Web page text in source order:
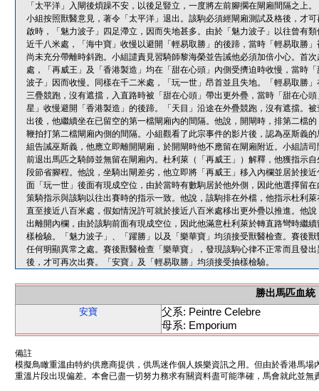
「太平洋」入閘後煩躁不安，以後足豎立，一度將左前腳擱在閘廂間隔之上
小組按照獸醫意見，著令「太平洋」退出。該駒必須經閘廂測試及格後，才
啟時，「魅力波子」四足滯立，因而失地甚多。由於「魅力波子」以往曾有
近千八米處，「海中寶」收慢以避開「輕易取勝」的後蹄，當時「輕易取勝
尚未充分帶離時斜跑。小組譴責見習騎師黎海榮並告誡他必須加倍小心。首
處，「再威王」及「香港製造」均在「甜在心頭」內側受擠迫時收慢，當時
波子」因而收慢。同樣在千二米處，「玩一世」昂首並且失地。「輕易取勝
三疊競跑，沒有遮擋，入直路時被「甜在心頭」帶出更外疊，當時「甜在心
星」收慢避開「香港製造」的後蹄。「天目」沿途在外疊競跑，沒有遮擋。
出後，他繼續坐在已留空的第一檔閘廂內的間隔。他說，開閘時，排第二檔
鞭拍打第二檔閘廂內側的間隔。小組觀看了此宗事件的影片後，認為巫斯義
組告誡巫斯義，他應立即離開閘廂，於開閘時他不應留在閘廂附近。小組請
前退出馬匹之騎師並無留在閘廂內。杜利萊（「再威王」）解釋，他獲指示
段節省腳程。他說，坐騎出閘差劣，他立即將「再威王」移入內欄並居於接
面「玩一世」後面有現成空位，由於當時有數駒居於他外側，因此他選擇留
策騎指示與該駒以往出賽時的指示一致。他說，該駒排在外檔，他指示杜利
直至接近八百米處，假如情況許可就於接近八百米處移出更外疊以推進。他
出離開內欄，由於該駒前面有現成空位，因此他滿意杜利萊於轉直路彎時繼
樣檢驗。「魅力波子」、「躍勝」以及「樂華寶」均須接受獸醫檢查。賽後
任何明顯異常之處。賽後獸醫檢查「樂華寶」，發現該駒心律不正常而且發
後，才可再次出賽。「安寶」及「輕易取勝」均須接受抽樣檢驗。
勝出馬匹血統
安寶
父系: Peintre Celebre
母系: Emporium
備註
模擬鳥瞰重溫由特約供應商提供，供馬迷作個人娛樂資訊之用。但由於香港馬
重溫片段出現偏差。本會已盡一切努力務求有關資料盡可能準確，馬會就此並